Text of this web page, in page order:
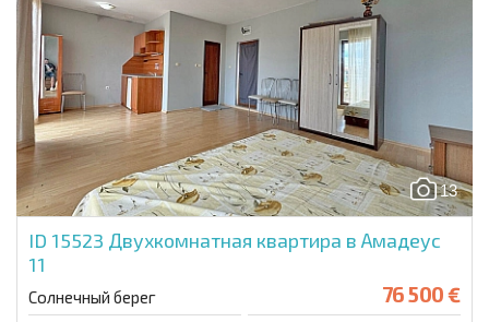
13
ID 15523 Двухкомнатная квартира в Амадеус
11
Солнечный берег 76 500 €